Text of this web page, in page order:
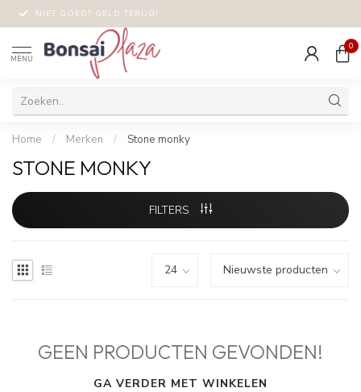
NIET GOED? GELD TERUG!
MENU
0
Home / Merken / Stone monky
STONE MONKY
FILTERS
GEEN PRODUCTEN GEVONDEN!
GA VERDER MET WINKELEN